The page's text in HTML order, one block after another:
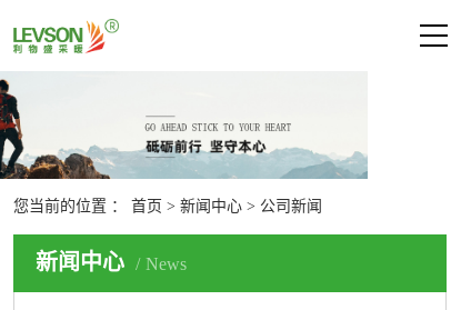
关于利物盛
新闻中心
公司新闻 行业动态
您当前的位置 ：首页 >新闻中心 > 公司新闻
新闻中心 News